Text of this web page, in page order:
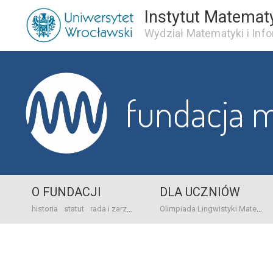
Instytut
Wydział Matematyki i
fundacja
O FUNDACJI
historia statut rada i zarząd dane bankowo-adresowe kontakt
DLA UCZNIÓW
Olimpiada Lingwistyki Matematycznej